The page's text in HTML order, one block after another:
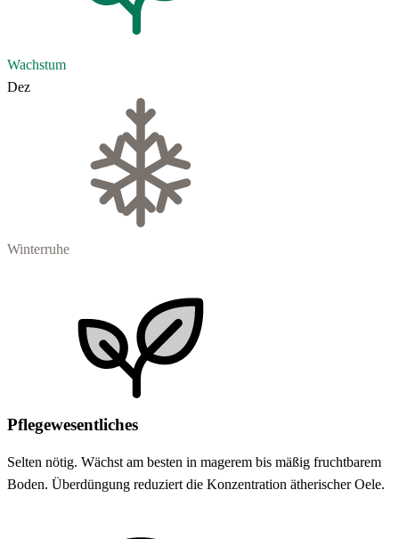
Wachstum
Dez
Winterruhe
Pflegewesentliches
Selten nötig. Wächst am besten in magerem bis mäßig fruchtbarem
Boden. Überdüngung reduziert die Konzentration ätherischer Oele.